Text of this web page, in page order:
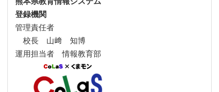
登録機関
管理責任者
校長 山﨑 知博
運用担当者 情報教育部